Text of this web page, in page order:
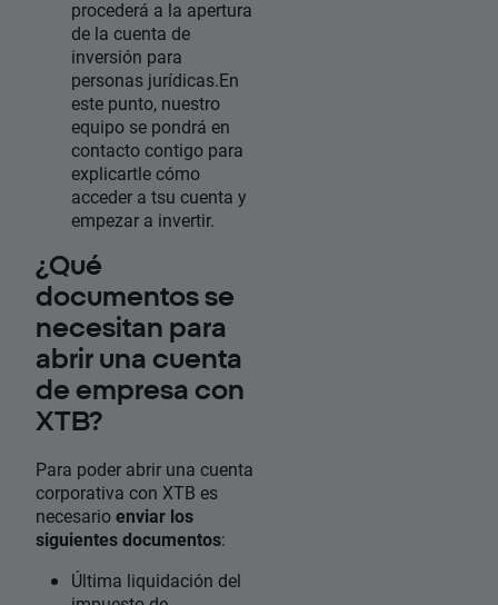
procederá a la apertura
de la cuenta de
inversión para
personas jurídicas.En
este punto, nuestro
equipo se pondrá en
contacto contigo para
explicartle cómo
acceder a tsu cuenta y
empezar a invertir.
¿Qué
documentos se
necesitan para
abrir una cuenta
de empresa con
XTB?
Para poder abrir una cuenta
corporativa con XTB es
necesarioenviar los
siguientes documentos:
Última liquidación del